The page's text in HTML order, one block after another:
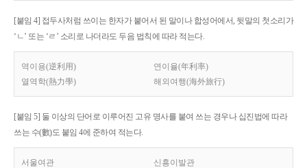
[붙임 4] 접두사처럼 쓰이는 한자가 붙어서 된 말이나 합성어에서, 뒷말의 첫소리가
‘ㄴ’ 또는 ‘ㄹ’ 소리로 나더라도 두음 법칙에 따라 적는다.
역이용(逆利用)
연이율(年利率)
열역학(熱力學)
해외여행(海外旅行)
[붙임 5] 둘 이상의 단어로 이루어진 고유 명사를 붙여 쓰는 경우나 십진법에 따라
쓰는 수(數)도 붙임 4에 준하여 적는다.
서울여관 신흥이발관